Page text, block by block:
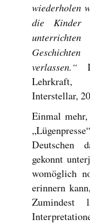
wiederholen
die Kinder
verlassen.“
Lehrkraft,
Interstellar,
Einmal
Deutschen
gekonnt
womöglich
erinnern